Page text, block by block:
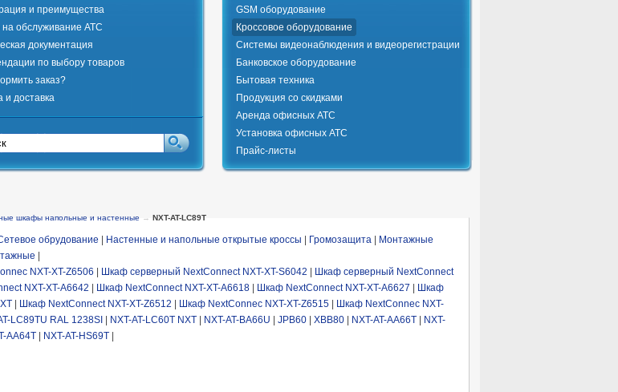
и преимущества
на обслуживание АТС
документация
по выбору товаров
заказ?
и доставка
GSM оборудование
Кроссовое оборудование
Системы видеонаблюдения и видеорегистрации
Банковское оборудование
Бытовая техника
Продукция со скидками
Аренда офисных АТС
Установка офисных АТС
Прайс-листы
шкафы напольные и настенные → NXT-AT-LC89T
обрудование Настенные и напольные открытые кроссы Громозащита
Монтажные
NXT-XT-Z6506 Шкаф серверный NextConnect NXT-XT-S6042
Шкаф серверный NextConnect
NXT-XT-A6642 Шкаф NextConnect NXT-XT-A6618 Шкаф NextConnect NXT-XT-A6627
Шкаф
Шкаф NextConnect NXT-XT-Z6512 Шкаф NextConnec NXT-XT-Z6515
Шкаф NextConnec NXT-
LC89TU RAL 1238SI NXT-AT-LC60T NXT NXT-AT-BA66U JPB60 XBB80 NXT-AT-AA66T
NXT-
AA64T NXT-AT-HS69T